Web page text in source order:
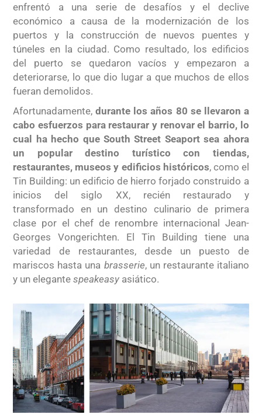
enfrentó a una serie de desafíos y el declive
económico a causa de la modernización de los
puertos y la construcción de nuevos puentes y
túneles en la ciudad. Como resultado, los edificios
del puerto se quedaron vacíos y empezaron a
deteriorarse, lo que dio lugar a que muchos de ellos
fueran demolidos.
Afortunadamente,durante los años 80 se llevaron a
cabo esfuerzos para restaurar y renovar el barrio, lo
cual ha hecho que South Street Seaport sea ahora
un popular destino turístico con tiendas,
restaurantes, museos y edificios históricos, como el
Tin Building: un edificio de hierro forjado construido a
inicios del siglo XX, recién restaurado y
transformado en un destino culinario de primera
clase por el chef de renombre internacional Jean-
Georges Vongerichten. El Tin Building tiene una
variedad de restaurantes, desde un puesto de
mariscos hasta una brasserie, un restaurante italiano
y un elegantespeakeasy asiático.